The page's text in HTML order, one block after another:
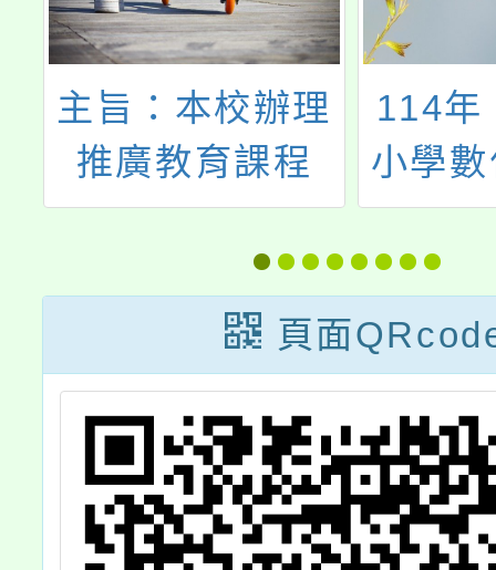
辦理
課程
刻班
起開
惠予
並轉
仁及
114年「推動中
小學數位學習精
進方案」教師增
能研習(5月場)
頁面